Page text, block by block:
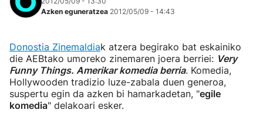
Azken eguneratzea 2012/05/09 - 14:43
Donostia Zinemaldiak atzera begirako bat eskainiko
die AEBtako umoreko zinemaren joera berriei: Very
Funny Things. Amerikar komedia berria. Komedia,
Hollywooden tradizio luze-zabala duen generoa,
suspertu egin da azken bi hamarkadetan, "egile
komedia" delakoari esker.